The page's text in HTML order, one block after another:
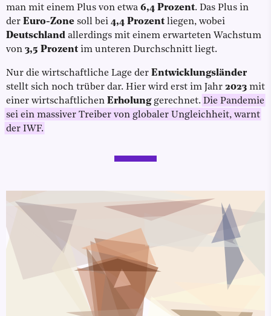
man mit einem Plus von etwa 6,4 Prozent. Das Plus in
der Euro-Zone soll bei 4,4 Prozent liegen, wobei
Deutschland allerdings mit einem erwarteten Wachstum
von 3,5 Prozent im unteren Durchschnitt liegt.
Nur die wirtschaftliche Lage der Entwicklungsländer
stellt sich noch trüber dar. Hier wird erst im Jahr 2023 mit
einer wirtschaftlichen Erholunggerechnet. Die Pandemie
sei ein massiver Treiber von globaler Ungleichheit, warnt
der IWF.